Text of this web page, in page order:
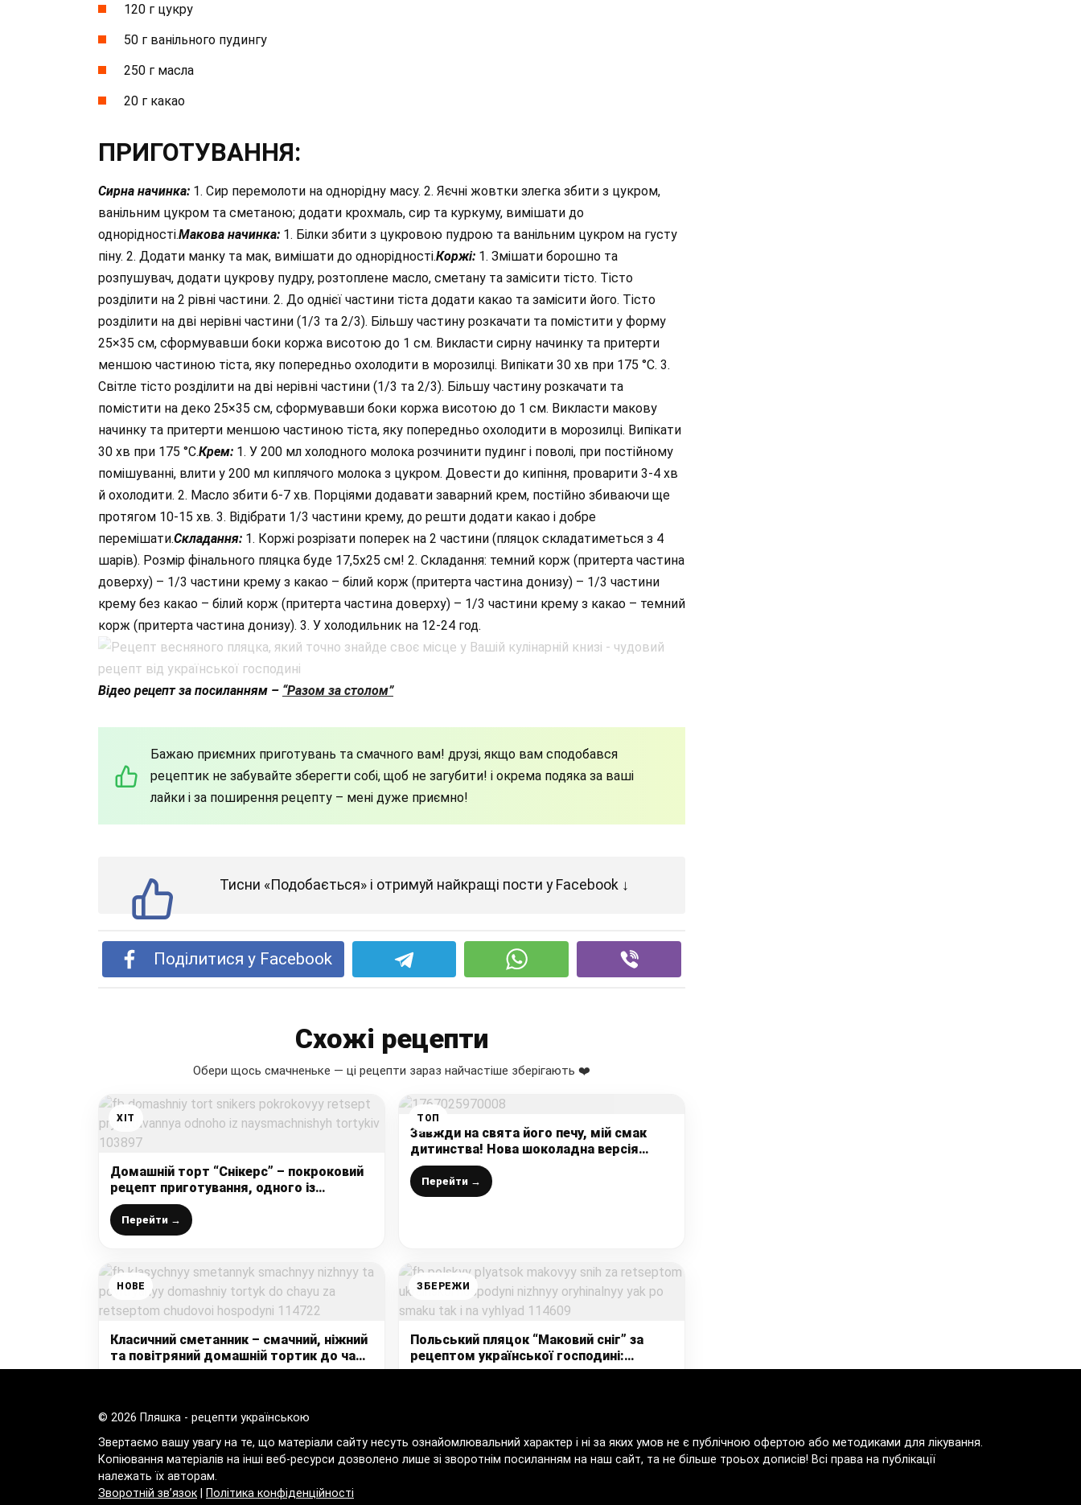
120 г цукру
50 г ванільного пудингу
250 г масла
20 г какао
ПРИГОТУВАННЯ:
Сирна начинка: 1. Сир перемолоти на однорідну масу. 2. Яєчні жовтки злегка збити з цукром,
ванільним цукром та сметаною; додати крохмаль, сир та куркуму, вимішати до
однорідності.Макова начинка: 1. Білки збити з цукровою пудрою та ванільним цукром на густу
піну. 2. Додати манку та мак, вимішати до однорідності.Коржі: 1. Змішати борошно та
розпушувач, додати цукрову пудру, розтоплене масло, сметану та замісити тісто. Тісто
розділити на 2 рівні частини. 2. До однієї частини тіста додати какао та замісити його. Тісто
розділити на дві нерівні частини (1/3 та 2/3). Більшу частину розкачати та помістити у форму
25×35 см, сформувавши боки коржа висотою до 1 см. Викласти сирну начинку та притерти
меншою частиною тіста, яку попередньо охолодити в морозилці. Випікати 30 хв при 175 °С. 3.
Світле тісто розділити на дві нерівні частини (1/3 та 2/3). Більшу частину розкачати та
помістити на деко 25×35 см, сформувавши боки коржа висотою до 1 см. Викласти макову
начинку та притерти меншою частиною тіста, яку попередньо охолодити в морозилці. Випікати
30 хв при 175 °С.Крем: 1. У 200 мл холодного молока розчинити пудинг і поволі, при постійному
помішуванні, влити у 200 мл киплячого молока з цукром. Довести до кипіння, проварити 3-4 хв
й охолодити. 2. Масло збити 6-7 хв. Порціями додавати заварний крем, постійно збиваючи ще
протягом 10-15 хв. 3. Відібрати 1/3 частини крему, до решти додати какао і добре
перемішати.Складання: 1. Коржі розрізати поперек на 2 частини (пляцок складатиметься з 4
шарів). Розмір фінального пляцка буде 17,5х25 см! 2. Складання: темний корж (притерта частина
доверху) – 1/3 частини крему з какао – білий корж (притерта частина донизу) – 1/3 частини
крему без какао – білий корж (притерта частина доверху) – 1/3 частини крему з какао – темний
корж (притерта частина донизу). 3. У холодильник на 12-24 год.
Відео рецепт за посиланням – “Разом за столом”
Бажаю приємних приготувань та смачного вам! друзі, якщо вам сподобався
рецептик не забувайте зберегти собі, щоб не загубити! і окрема подяка за ваші
лайки і за поширення рецепту – мені дуже приємно!
Тисни «Подобається» і отримуй найкращі пости у Facebook ↓
Поділитися у Facebook
Схожі рецепти
Обери щось смачненьке — ці рецепти зараз найчастіше зберігають ❤️
ХІТ
Домашній торт “Снікерс” – покроковий
рецепт приготування, одного із
найсмачніших тортиків
Перейти →
ТОП
Завжди на свята його печу, мій смак
дитинства! Нова шоколадна версія
знаменитого торта «Монастирська
хата»
Перейти →
НОВЕ
Класичний сметанник – смачний, ніжний
та повітряний домашній тортик до чаю
за рецептом чудової господині
ЗБЕРЕЖИ
Польський пляцок “Маковий сніг” за
рецептом української господині:
ніжний, оригінальний, як по смаку, так і
© 2026 Пляшка - рецепти українською
Звертаємо вашу увагу на те, що матеріали сайту несуть ознайомлювальний характер і ні за яких умов не є публічною офертою або методиками для лікування.
Копіювання матеріалів на інші веб-ресурси дозволено лише зі зворотнім посиланням на наш сайт, та не більше троьох дописів! Всі права на публікації
належать їх авторам.
Зворотній зв’язок
Політика конфіденційності